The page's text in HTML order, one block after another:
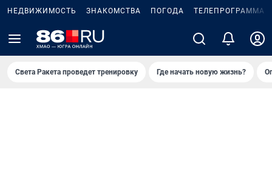
НЕДВИЖИМОСТЬ ЗНАКОМСТВА ПОГОДА ТЕЛЕПРОГРАММА
Света Ракета проведет тренировку Где начать новую жизнь?